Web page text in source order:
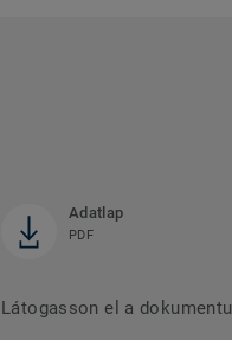
Adatlap
PDF
Látogasson el a